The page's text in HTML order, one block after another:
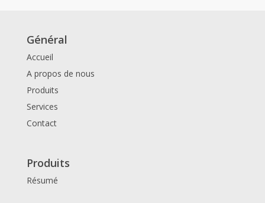
Général
Accueil
A propos de nous
Produits
Services
Contact
Produits
Résumé